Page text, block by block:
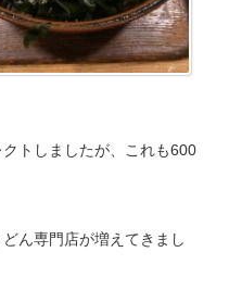
トしましたが、これも600
ん専門店が増えてきまし